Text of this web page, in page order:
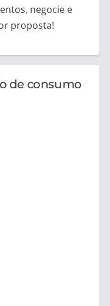
negocie e
proposta!
de consumo